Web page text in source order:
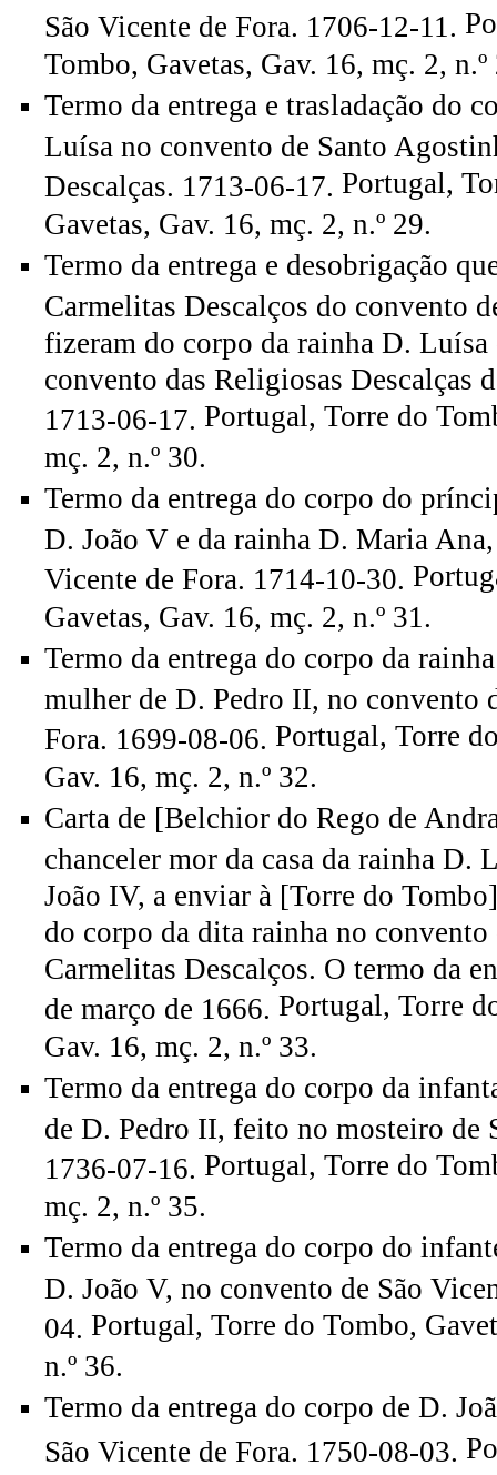
São Vicente de Fora. 1706-12-11.
Tombo, Gavetas, Gav. 16, mç. 2, n.º
Termo da entrega e trasladação do
Luísa no convento de Santo
Descalças. 1713-06-17. Portugal,
Gavetas, Gav. 16, mç. 2, n.º 29.
Termo da entrega e desobrigação
Carmelitas Descalços do convento
fizeram do corpo da rainha D. Luísa
convento das Religiosas Descalças
1713-06-17. Portugal, Torre do
mç. 2, n.º 30.
Termo da entrega do corpo do
D. João V e da rainha D. Maria
Vicente de Fora. 1714-10-30.
Gavetas, Gav. 16, mç. 2, n.º 31.
Termo da entrega do corpo da
mulher de D. Pedro II, no convento
Fora. 1699-08-06. Portugal, Torre
Gav. 16, mç. 2, n.º 32.
Carta de [Belchior do Rego de
chanceler mor da casa da rainha D.
João IV, a enviar à [Torre do
do corpo da dita rainha no
Carmelitas Descalços. O termo da
de março de 1666. Portugal, Torre
Gav. 16, mç. 2, n.º 33.
Termo da entrega do corpo da
de D. Pedro II, feito no mosteiro de
1736-07-16. Portugal, Torre do
mç. 2, n.º 35.
Termo da entrega do corpo do
D. João V, no convento de São
04. Portugal, Torre do Tombo,
n.º 36.
Termo da entrega do corpo de D.
São Vicente de Fora. 1750-08-03.